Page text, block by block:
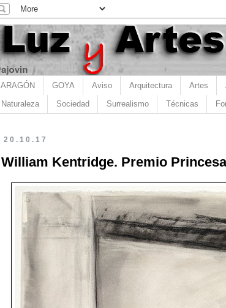
ARAGÓN GOYA Aviso Arquitectura Artes
Naturaleza Sociedad Surrealismo Técnicas
20.10.17
William Kentridge. Premio